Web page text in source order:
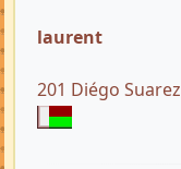
laurent
201 Diégo Suarez